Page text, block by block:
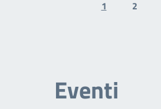
Previous page
1 2
Eventi